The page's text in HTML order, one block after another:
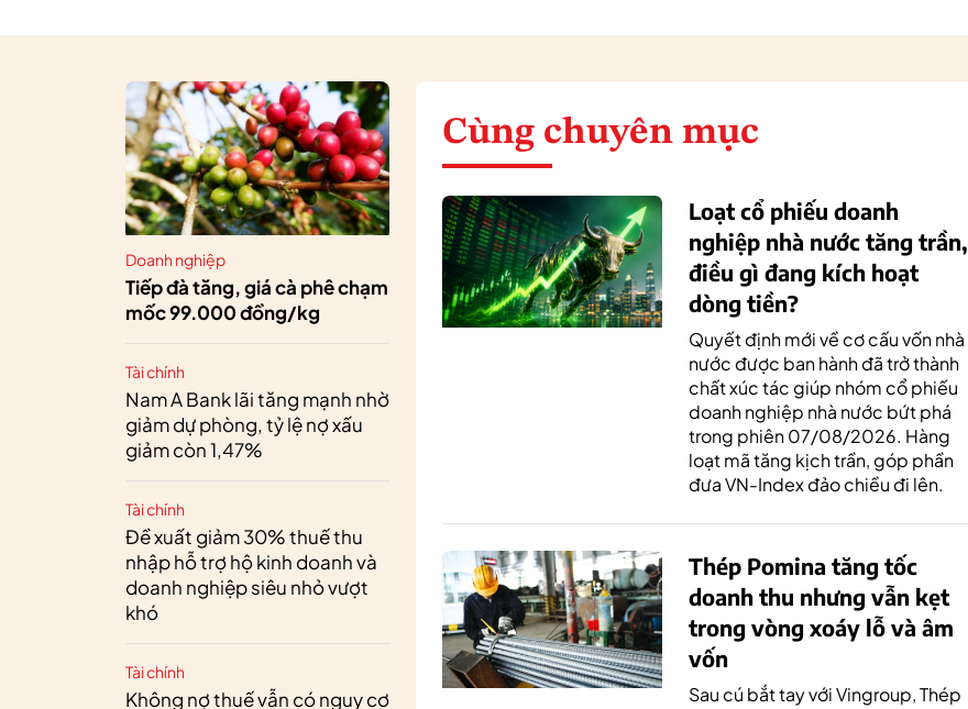
Doanh nghiệp
Tiếp đà tăng, giá cà phê chạm
mốc 99.000 đồng/kg
Tài chính
Nam A Bank lãi tăng mạnh nhờ
giảm dự phòng, tỷ lệ nợ xấu
giảm còn 1,47%
Tài chính
Đề xuất giảm 30% thuế thu
nhập hỗ trợ hộ kinh doanh và
doanh nghiệp siêu nhỏ vượt
khó
Tài chính
Không nợ thuế vẫn có nguy cơ
Cùng chuyên mục
Loạt cổ phiếu doanh
nghiệp nhà nước tăng trần,
điều gì đang kích hoạt
dòng tiền?
Quyết định mới về cơ cấu vốn nhà
nước được ban hành đã trở thành
chất xúc tác giúp nhóm cổ phiếu
doanh nghiệp nhà nước bứt phá
trong phiên 07/08/2026. Hàng
loạt mã tăng kịch trần, góp phần
đưa VN-Index đảo chiều đi lên.
Thép Pomina tăng tốc
doanh thu nhưng vẫn kẹt
trong vòng xoáy lỗ và âm
vốn
Sau cú bắt tay với Vingroup, Thép